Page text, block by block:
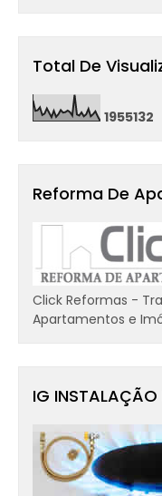
Total De
1955132
Reforma De
Click Reformas -
Apartamentos e
IG INSTALAÇÃO